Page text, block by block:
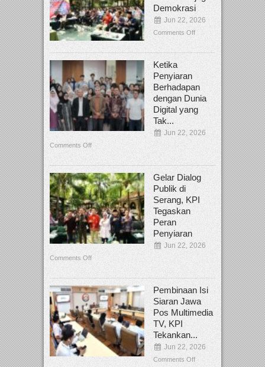
Demokrasi
Jun 22, 2026
Comments Off
Ketika
Penyiaran
Berhadapan
dengan Dunia
Digital yang
Tak...
Jun 22, 2026
Comments Off
Gelar Dialog
Publik di
Serang, KPI
Tegaskan
Peran
Penyiaran
Jun 22, 2026
Comments Off
Pembinaan Isi
Siaran Jawa
Pos Multimedia
TV, KPI
Tekankan...
Jun 22, 2026
Comments Off